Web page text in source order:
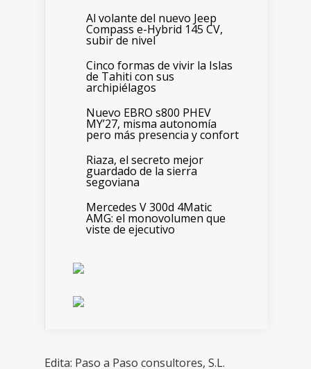
Al volante del nuevo Jeep
Compass e-Hybrid 145 CV,
subir de nivel
Cinco formas de vivir la Islas
de Tahiti con sus
archipiélagos
Nuevo EBRO s800 PHEV
MY’27, misma autonomía
pero más presencia y confort
Riaza, el secreto mejor
guardado de la sierra
segoviana
Mercedes V 300d 4Matic
AMG: el monovolumen que
viste de ejecutivo
Edita: Paso a Paso consultores, S.L.